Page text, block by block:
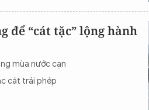
để “cát tặc” lộng hành
mùa nước cạn
cát trái phép